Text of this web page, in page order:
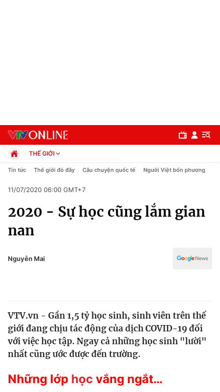
Thế giới
Tin tức
Thế giới đó đây
Tài chính
THẾ GIỚI
Chính trị
Pháp luật
Kinh tế
Thể thao
Truyền hình
Y tế
Tin tức Thế giới đó đây Câu chuyện quốc tế Người Việt bốn phương
11/07/2020 06:00 GMT+7
2020 - Sự học cũng lắm gian
nan
Nguyễn Mai
VTV.vn - Gần 1,5 tỷ học sinh, sinh viên trên thế
giới đang chịu tác động của dịch COVID-19 đối
với việc học tập. Ngay cả những học sinh "lười"
nhất cũng ước được đến trường.
Những lớp học vắng ngắt…